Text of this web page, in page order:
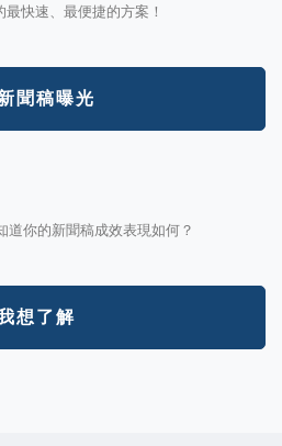
快速、最便捷的方案！
聞稿曝光
你的新聞稿成效表現如何？
想了解